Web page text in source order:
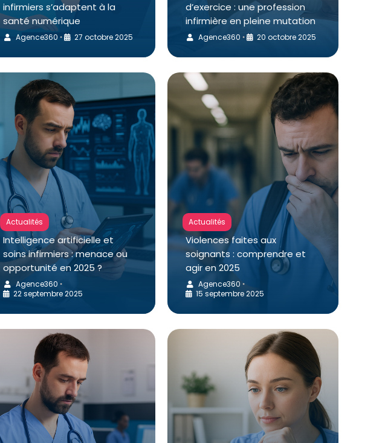
infirmiers s’adaptent à la
santé numérique
Agence360 • 27 octobre 2025
d’exercice : une profession
infirmière en pleine mutation
Agence360 • 20 octobre 2025
Actualités
Intelligence artificielle et
soins infirmiers : menace ou
opportunité en 2025 ?
Agence360 •
22 septembre 2025
Actualités
Violences faites aux
soignants : comprendre et
agir en 2025
Agence360 •
15 septembre 2025